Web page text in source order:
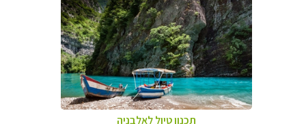
תכנון טיול לאלבניה